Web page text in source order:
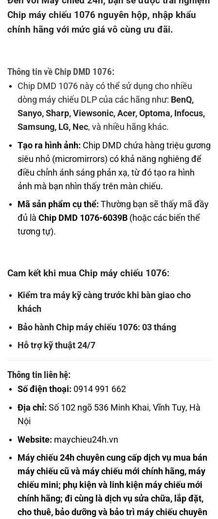
Chip máy chiếu 1076 nguyên hộp, nhập khẩu
chính hãng với mức giá vô cùng ưu đãi.
Thông tin về Chip DMD 1076:
Chip DMD 1076 này có thể sử dụng cho nhiều
dòng máy chiếu DLP của các hãng như: BenQ,
Sanyo, Sharp, Viewsonic, Acer, Optoma, Infocus,
Samsung, LG, Nec, và nhiều hãng khác.
Tạo ra hình ảnh: Chip DMD chứa hàng triệu gương
siêu nhỏ (micromirrors) có khả năng nghiêng để
điều chỉnh ánh sáng phản xạ, từ đó tạo ra hình
ảnh mà bạn nhìn thấy trên màn chiếu.
Mã sản phẩm cụ thể: Thường bạn sẽ thấy mã đầy
đủ là Chip DMD 1076-6039B(hoặc các biến thể
tương tự).
Cam kết khi mua Chip máy chiếu 1076:
Kiểm tra máy kỹ càng trước khi bàn giao cho
khách
Bảo hành Chip máy chiếu 1076: 03 tháng
Hỗ trợ kỹ thuật 24/7
Thông tin liên hệ:
Số điện thoại: 0914 991 662
Địa chỉ: Số 102 ngõ 536 Minh Khai, Vĩnh Tuy, Hà
Nội
Website: maychieu24h.vn
Máy chiếu 24h chuyên cung cấp dịch vụ mua bán
máy chiếu cũ và máy chiếu mới chính hãng, máy
chiếu mini; phụ kiện và linh kiện máy chiếu mới
chính hãng; đi cùng là dịch vụ sửa chữa, lắp đặt,
cho thuê, bảo dưỡng và bảo trì máy chiếu chuyên